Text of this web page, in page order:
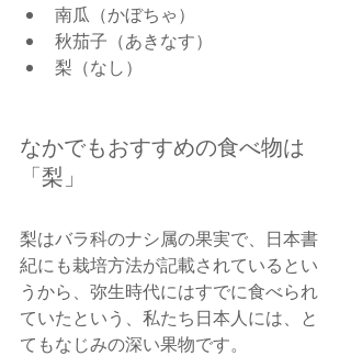
南瓜（かぼちゃ）
秋茄子（あきなす）
梨（なし）
なかでもおすすめの食べ物は
「梨」
梨はバラ科のナシ属の果実で、日本書
紀にも栽培方法が記載されているとい
うから、弥生時代にはすでに食べられ
ていたという、私たち日本人には、と
てもなじみの深い果物です。